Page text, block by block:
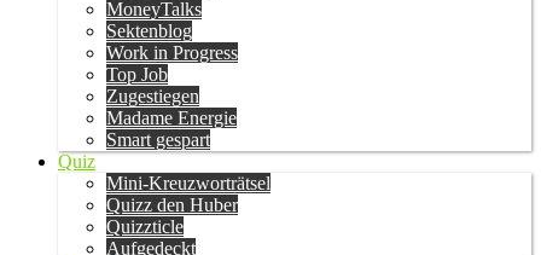
MoneyTalks
Sektenblog
Work in Progress
Top Job
Zugestiegen
Madame Energie
Smart gespart
Quiz
Mini-Kreuzworträtsel
Quizz den Huber
Quizzticle
Aufgedeckt